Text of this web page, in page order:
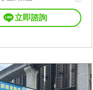
立即諮詢